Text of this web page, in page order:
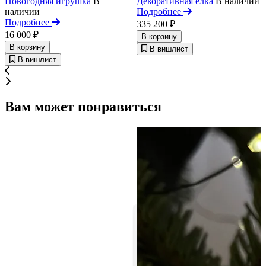
наличии
Подробнее
16 000 ₽
В корзину
В вишлист
Подробнее
335 200 ₽
В корзину
В вишлист
Вам может понравиться